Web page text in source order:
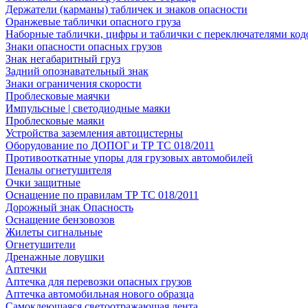
Держатели (карманы) табличек и знаков опасности
Оранжевые таблички опасного груза
Наборные таблички, цифры и таблички с переключателями
Знаки опасности опасных грузов
Знак негабаритный груз
Задний опознавательный знак
Знаки ограничения скорости
Проблесковые маячки
Импульсные | светодиодные маяки
Проблесковые маяки
Устройства заземления автоцистерны
Оборудование по ДОПОГ и ТР ТС 018/2011
Противооткатные упоры для грузовых автомобилей
Пеналы огнетушителя
Очки защитные
Оснащение по правилам ТР ТС 018/2011
Дорожный знак Опасность
Оснащение бензовозов
Жилеты сигнальные
Огнетушители
Дренажные ловушки
Аптечки
Аптечка для перевозки опасных грузов
Аптечка автомобильная нового образца